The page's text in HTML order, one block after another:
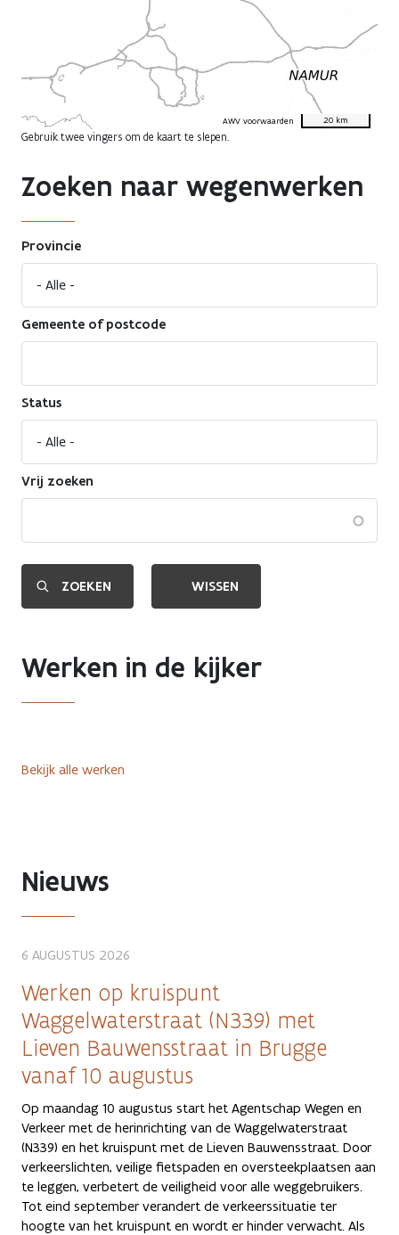
AWV voorwaarden 20 km
Gebruik twee vingers om de kaart te slepen.
Werken in de kijker
Bekijk alle werken
Zoeken naar wegenwerken
Provincie
Gemeente of postcode
Status
Vrij zoeken
Nieuws
6 AUGUSTUS 2026
Werken op kruispunt
Waggelwaterstraat (N339) met
Lieven Bauwensstraat in Brugge
vanaf 10 augustus
Op maandag 10 augustus start het Agentschap Wegen en
Verkeer met de herinrichting van de Waggelwaterstraat
(N339) en het kruispunt met de Lieven Bauwensstraat. Door
verkeerslichten, veilige fietspaden en oversteekplaatsen aan
te leggen, verbetert de veiligheid voor alle weggebruikers.
Tot eind september verandert de verkeerssituatie ter
hoogte van het kruispunt en wordt er hinder verwacht. Als